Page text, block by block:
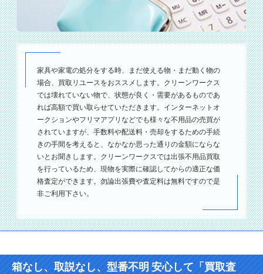
家具や家電の処分をする時、まだ使える物・まだ動く物の
場合、買取リユースをおススメします。クリーンワークス
では壊れていない物で、状態が良く・需要があるものであ
れば高額で買い取らせていただきます。インターネットオ
ークションやフリマアプリなどでも様々な不用品の売買が
されていますが、手数料や配送料・売却をするための手続
きの手間を考えると、なかなか思った通りの金額にならな
いとお聞きします。クリーンワークスでは出張不用品買取
を行っているため、現物を実際に確認してからの適正な価
格査定ができます。勿論出張費や査定料は無料ですので是
非ご利用下さい。
箱なし、取説なし、型番不明 安心して「買取査